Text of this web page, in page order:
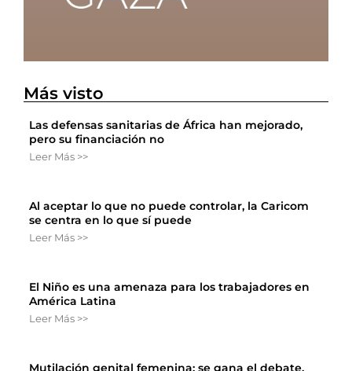
Más visto
Las defensas sanitarias de África han mejorado,
pero su financiación no
Leer Más >>
Al aceptar lo que no puede controlar, la Caricom
se centra en lo que sí puede
Leer Más >>
El Niño es una amenaza para los trabajadores en
América Latina
Leer Más >>
Mutilación genital femenina: se gana el debate,